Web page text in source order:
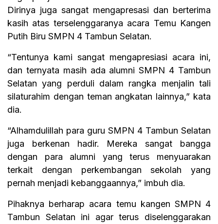
Dirinya juga sangat mengapresasi dan berterima
kasih atas terselenggaranya acara Temu Kangen
Putih Biru SMPN 4 Tambun Selatan.
“Tentunya kami sangat mengapresiasi acara ini,
dan ternyata masih ada alumni SMPN 4 Tambun
Selatan yang perduli dalam rangka menjalin tali
silaturahim dengan teman angkatan lainnya,” kata
dia.
“Alhamdulillah para guru SMPN 4 Tambun Selatan
juga berkenan hadir. Mereka sangat bangga
dengan para alumni yang terus menyuarakan
terkait dengan perkembangan sekolah yang
pernah menjadi kebanggaannya,” imbuh dia.
Pihaknya berharap acara temu kangen SMPN 4
Tambun Selatan ini agar terus diselenggarakan